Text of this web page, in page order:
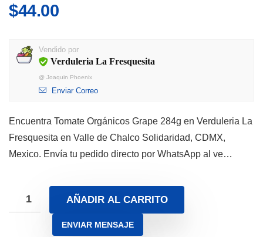
$44.00
Vendido por
Verduleria La Fresquesita
@ Joaquin Phoenix
Enviar Correo
Encuentra Tomate Orgánicos Grape 284g en Verduleria La
Fresquesita en Valle de Chalco Solidaridad, CDMX,
Mexico. Envía tu pedido directo por WhatsApp al ve…
AÑADIR AL CARRITO
ENVIAR MENSAJE